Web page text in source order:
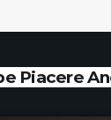
Piacere